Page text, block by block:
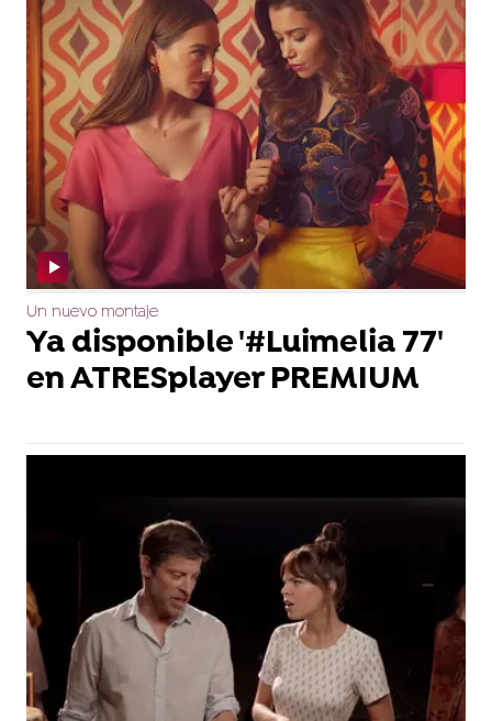
Un nuevo montaje
Ya disponible '#Luimelia 77'
en ATRESplayer PREMIUM